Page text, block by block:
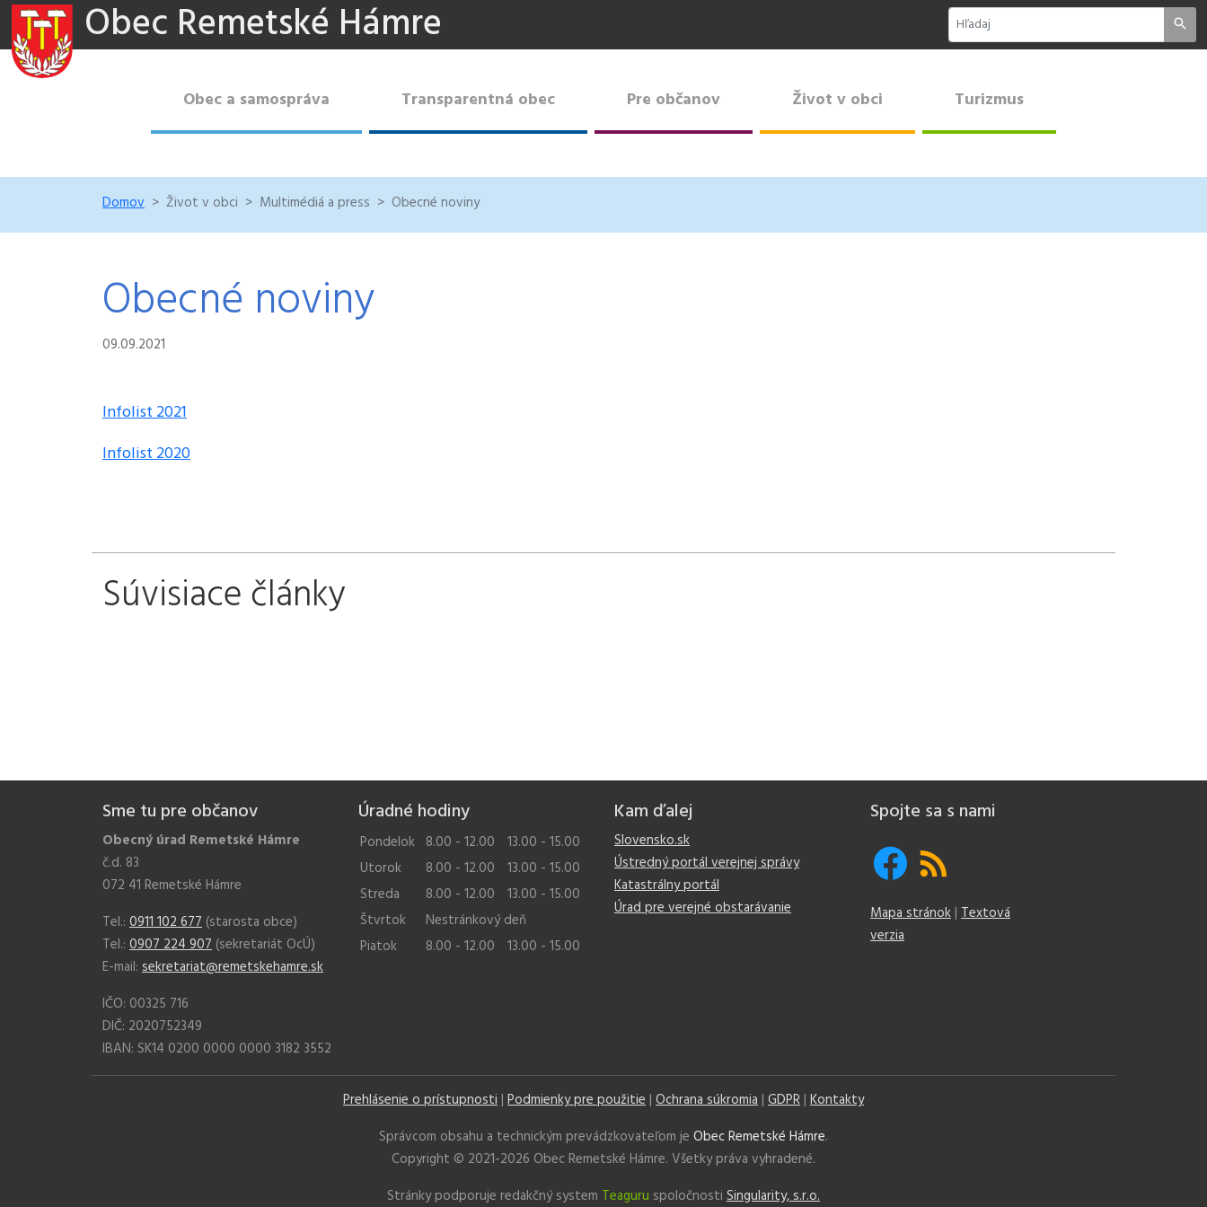
Obec Remetské Hámre
Obec a samospráva Transparentná obec Pre občanov Život v obci Turizmus
Domov Život v obci Multimédiá a press Obecné noviny
Obecné noviny
09.09.2021
Infolist 2021
Infolist 2020
Súvisiace články
Sme tu pre občanov
Obecný úrad Remetské Hámre
č.d. 83
072 41 Remetské Hámre
Tel.: 0911 102 677 (starosta obce)
Tel.: 0907 224 907 (sekretariát OcÚ)
E-mail: sekretariat@remetskehamre.sk
IČO: 00325 716
DIČ: 2020752349
IBAN: SK14 0200 0000 0000 3182 3552
Úradné hodiny
Pondelok 8.00 - 12.00
13.00 - 15.00
Utorok
8.00 - 12.00
13.00 - 15.00
Streda
8.00 - 12.00
13.00 - 15.00
Štvrtok
Nestránkový deň
Piatok
8.00 - 12.00 13.00 - 15.00
Kam ďalej
Slovensko.sk
Ústredný portál verejnej správy
Katastrálny portál
Úrad pre verejné obstarávanie
Spojte sa s nami
Mapa stránok | Textová
verzia
Prehlásenie o prístupnosti | Podmienky pre použitie | Ochrana súkromia | GDPR | Kontakty
Správcom obsahu a technickým prevádzkovateľom je Obec Remetské Hámre.
Copyright © 2021-2026 Obec Remetské Hámre. Všetky práva vyhradené.
Stránky podporuje redakčný system Teaguru spoločnosti Singularity, s.r.o.